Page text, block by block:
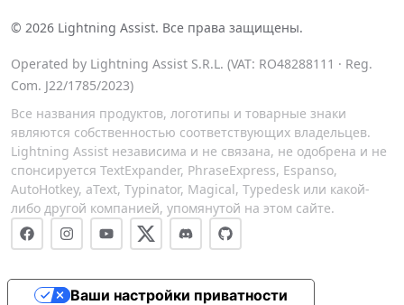
© 2026 Lightning Assist. Все права защищены.
Operated by Lightning Assist S.R.L. (VAT: RO48288111 · Reg.
Com. J22/1785/2023)
Все названия продуктов, логотипы и товарные знаки
являются собственностью соответствующих владельцев.
Lightning Assist независима и не связана, не одобрена и не
спонсируется TextExpander, PhraseExpress, Espanso,
AutoHotkey, aText, Typinator, Magical, Typedesk или какой-
либо другой компанией, упомянутой на этом сайте.
Ваши настройки приватности